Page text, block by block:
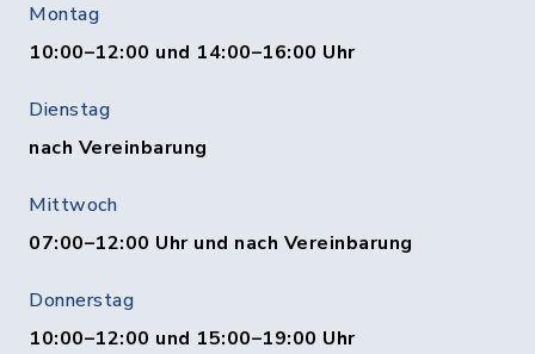
Montag
10:00–12:00 und 14:00–16:00 Uhr
Dienstag
nach Vereinbarung
Mittwoch
07:00–12:00 Uhr und nach Vereinbarung
Donnerstag
10:00–12:00 und 15:00–19:00 Uhr